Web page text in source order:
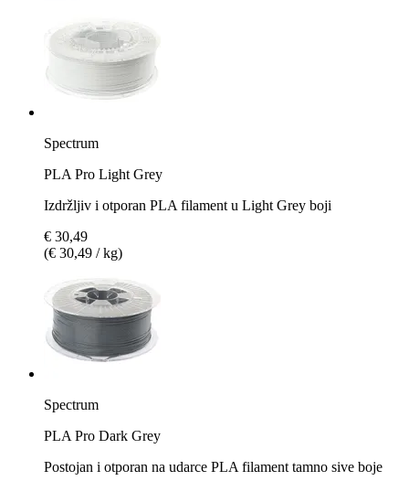
Spectrum
PLA Pro Light Grey
Izdržljiv i otporan PLA filament u Light Grey boji
€ 30,49
(€ 30,49 / kg)
Spectrum
PLA Pro Dark Grey
Postojan i otporan na udarce PLA filament tamno sive boje